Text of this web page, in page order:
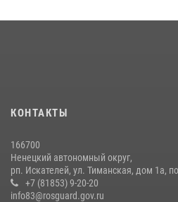
КОНТАКТЫ
166700
Ненецкий автономный округ,
рп. Искателей, ул. Тиманская, дом 1а,
+7 (81853) 9-20-20
info83@rosguard.gov.ru